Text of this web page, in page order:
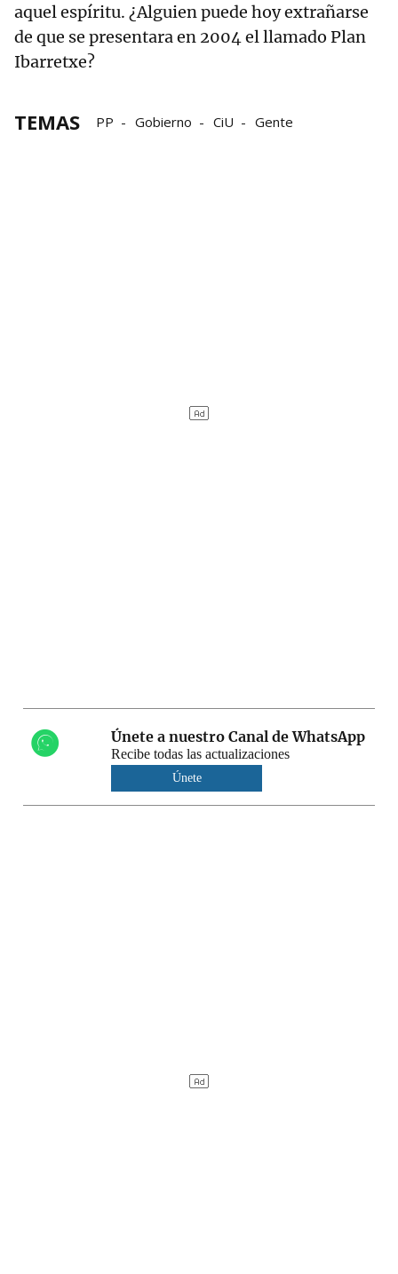
aquel espíritu. ¿Alguien puede hoy extrañarse
de que se presentara en 2004 el llamado Plan
Ibarretxe?
TEMAS PP Gobierno CiU Gente
Únete a nuestro Canal de WhatsApp
Recibe todas las actualizaciones
Únete